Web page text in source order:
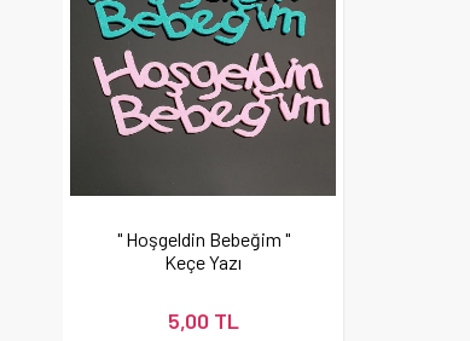
" Hoşgeldin Bebeğim "
Keçe Yazı
5,00 TL